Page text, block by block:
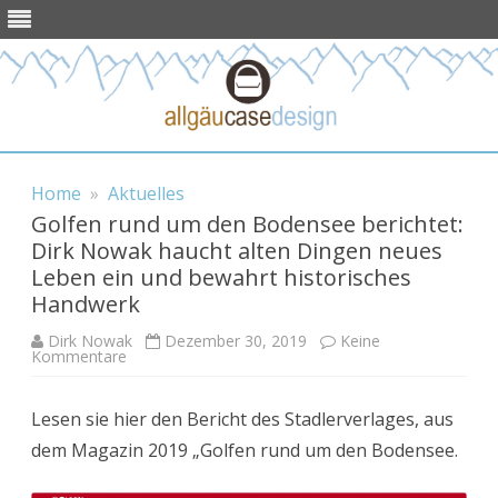
Home » Aktuelles
Golfen rund um den Bodensee berichtet:
Dirk Nowak haucht alten Dingen neues
Leben ein und bewahrt historisches
Handwerk
Dirk Nowak Dezember 30, 2019 Keine
Kommentare
den
Bodensee
berichtet:
Dirk
Lesen sie hier den Bericht des Stadlerverlages, aus
dem Magazin 2019 „Golfen rund um den Bodensee.